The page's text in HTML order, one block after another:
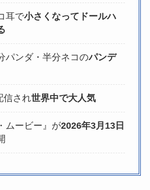
耳で小さくなってドールハ
パンダ・半分ネコのパンデ
信され世界中で大人気
ムービー』が2026年3月13日